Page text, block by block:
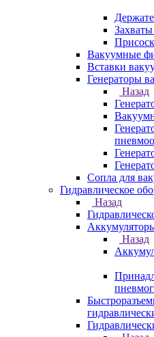
Вакуумные
Вставки
Генераторы
Назад
Сопла для
Гидравлическое
Назад
Назад